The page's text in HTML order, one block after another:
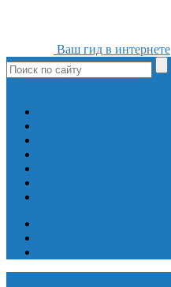
Ваш гид в интернете